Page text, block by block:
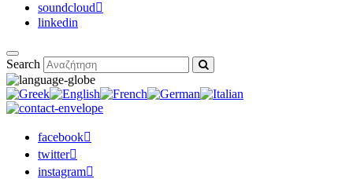
soundcloud
linkedin
Search
facebook
twitter
instagram